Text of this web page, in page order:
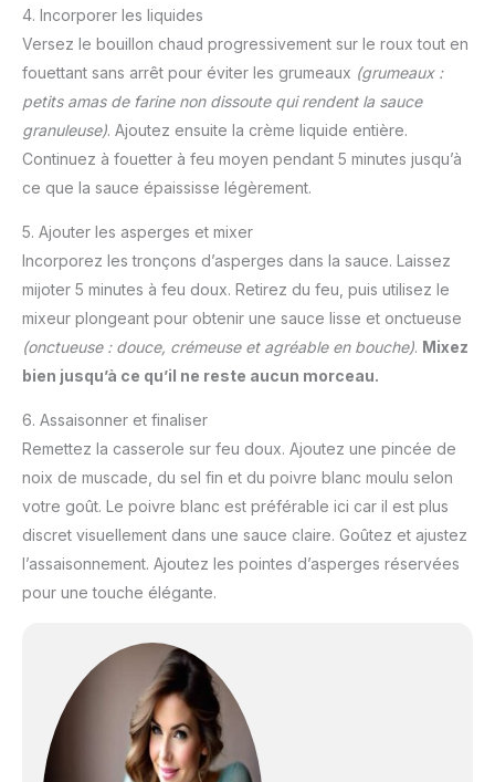
4. Incorporer les liquides
Versez le bouillon chaud progressivement sur le roux tout en
fouettant sans arrêt pour éviter les grumeaux (grumeaux :
petits amas de farine non dissoute qui rendent la sauce
granuleuse). Ajoutez ensuite la crème liquide entière.
Continuez à fouetter à feu moyen pendant 5 minutes jusqu’à
ce que la sauce épaississe légèrement.
5. Ajouter les asperges et mixer
Incorporez les tronçons d’asperges dans la sauce. Laissez
mijoter 5 minutes à feu doux. Retirez du feu, puis utilisez le
mixeur plongeant pour obtenir une sauce lisse et onctueuse
(onctueuse : douce, crémeuse et agréable en bouche). Mixez
bien jusqu’à ce qu’il ne reste aucun morceau.
6. Assaisonner et finaliser
Remettez la casserole sur feu doux. Ajoutez une pincée de
noix de muscade, du sel fin et du poivre blanc moulu selon
votre goût. Le poivre blanc est préférable ici car il est plus
discret visuellement dans une sauce claire. Goûtez et ajustez
l’assaisonnement. Ajoutez les pointes d’asperges réservées
pour une touche élégante.